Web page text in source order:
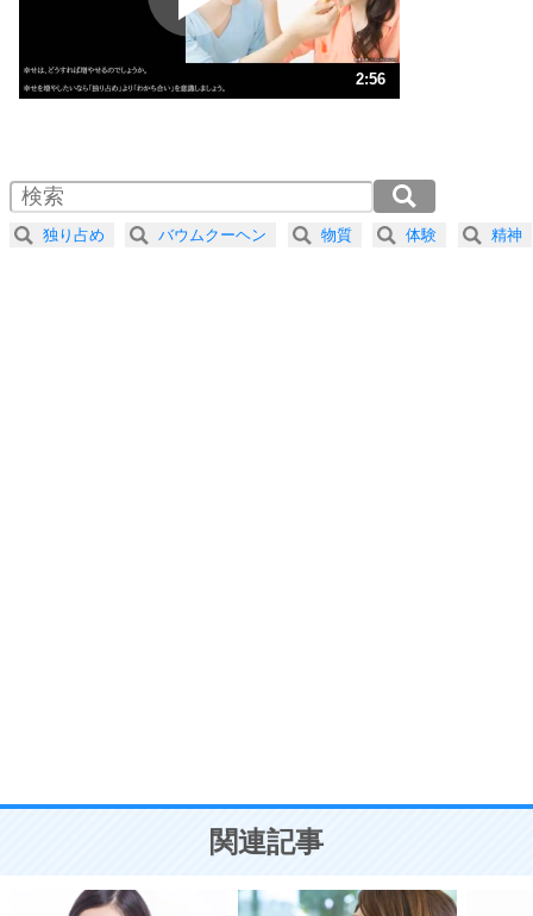
ストレス対策
人生、なんとかなるもの。
気楽に生きる30の方法
4 器の大きい人は、怒りを優しさで表現する。
ことが大切。
2:56
2.0倍速 （346KB 1分28秒）
2.5倍速 （277KB 1分10秒）
3.0倍速 （231KB 58秒）
独り占め バウムクーヘン 物質 体験 精神
関連記事